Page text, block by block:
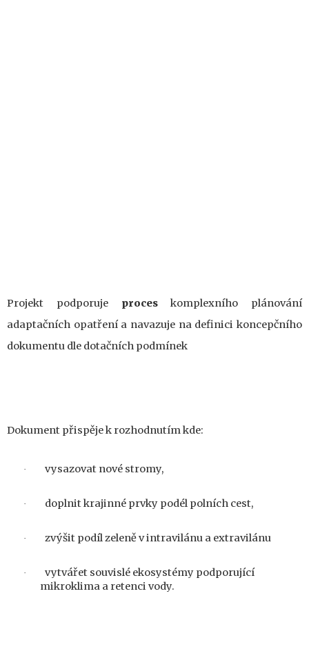
Projekt podporuje proceskomplexního plánování
adaptačních opatření a navazuje na definici koncepčního
dokumentu dle dotačních podmínek
Dokument přispěje k rozhodnutím kde:
· vysazovat nové stromy,
· doplnit krajinné prvky podél polních cest,
· zvýšit podíl zeleně v intravilánua extravilánu
·
vytvářet souvislé ekosystémy podporující
mikroklima a retenci vody.